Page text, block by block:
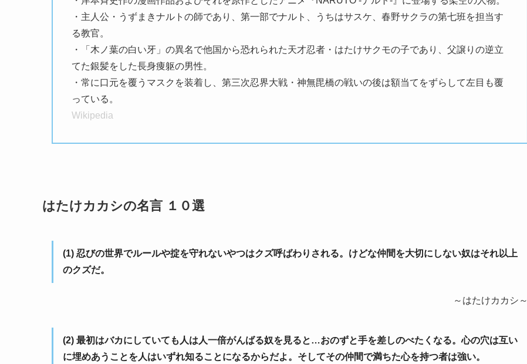
・主人公・うずまきナルトの師であり、第一部でナルト、うちはサスケ、春野サクラの第七班を担当す
る教官。
・「木ノ葉の白い牙」の異名で他国から恐れられた天才忍者・はたけサクモの子であり、父譲りの逆立
てた銀髪をした長身痩躯の男性。
・常に口元を覆うマスクを装着し、第三次忍界大戦・神無毘橋の戦いの後は額当てをずらして左目も覆
っている。
Wikipedia
はたけカカシの名言 １０選
(1) 忍びの世界でルールや掟を守れないやつはクズ呼ばわりされる。けどな仲間を大切にしない奴はそれ以上
のクズだ。
～はたけカカシ～
(2) 最初はバカにしていても人は人一倍がんばる奴を見ると…おのずと手を差しのべたくなる。心の穴は互い
に埋めあうことを人はいずれ知ることになるからだよ。そしてその仲間で満ちた心を持つ者は強い。